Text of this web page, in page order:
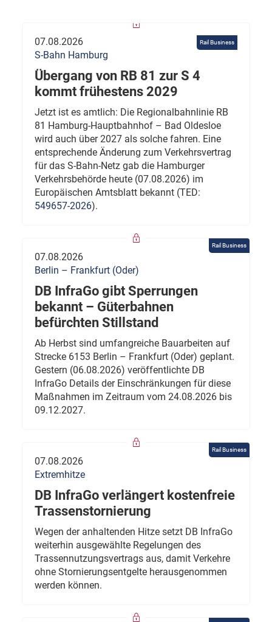
Rail Business
07.08.2026
S-Bahn Hamburg
Übergang von RB 81 zur S 4
kommt frühestens 2029
Jetzt ist es amtlich: Die Regionalbahnlinie RB
81 Hamburg-Hauptbahnhof – Bad Oldesloe
wird auch über 2027 als solche fahren. Eine
entsprechende Änderung zum Verkehrsvertrag
für das S-Bahn-Netz gab die Hamburger
Verkehrsbehörde heute (07.08.2026) im
Europäischen Amtsblatt bekannt (TED:
549657-2026).
Rail Business
07.08.2026
Berlin – Frankfurt (Oder)
DB InfraGo gibt Sperrungen
bekannt – Güterbahnen
befürchten Stillstand
Ab Herbst sind umfangreiche Bauarbeiten auf
Strecke 6153 Berlin – Frankfurt (Oder) geplant.
Gestern (06.08.2026) veröffentlichte DB
InfraGo Details der Einschränkungen für diese
Maßnahmen im Zeitraum vom 24.08.2026 bis
09.12.2027.
Rail Business
07.08.2026
Extremhitze
DB InfraGo verlängert kostenfreie
Trassenstornierung
Wegen der anhaltenden Hitze setzt DB InfraGo
weiterhin ausgewählte Regelungen des
Trassennutzungsvertrags aus, damit Verkehre
ohne Stornierungsentgelte herausgenommen
werden können.